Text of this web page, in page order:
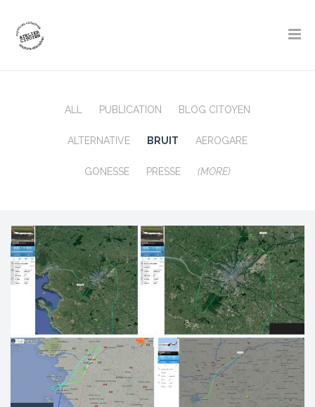
ALL PUBLICATION BLOG CITOYEN
ALTERNATIVE BRUIT AEROGARE
GONESSE PRESSE (MORE)